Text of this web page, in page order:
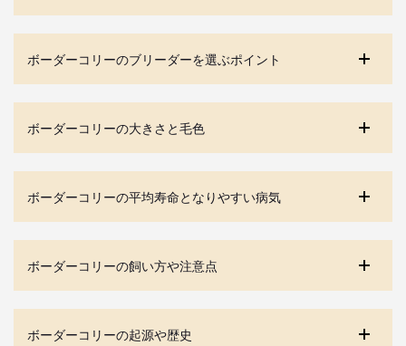
ボーダーコリーのブリーダーを選ぶポイント
ボーダーコリーの大きさと毛色
ボーダーコリーの平均寿命となりやすい病気
ボーダーコリーの飼い方や注意点
ボーダーコリーの起源や歴史